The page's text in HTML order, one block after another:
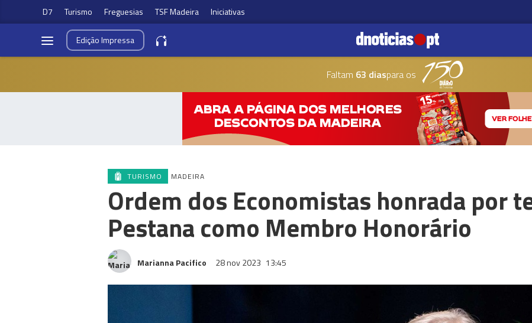
D7 Turismo Freguesias TSF Madeira Iniciativas
EdiçãoImpressa
Faltam 63 diaspara os
TURISMO MADEIRA
Ordem dos Economistas honrada por
Pestana como Membro Honorário
Marianna Pacifico 28 nov 2023 13:45